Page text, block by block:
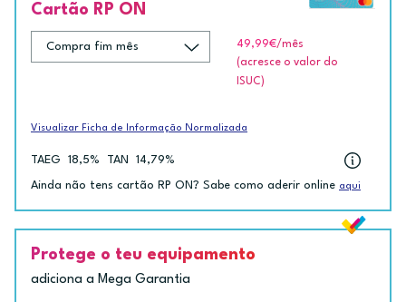
Cartão RP ON
49,99€/mês
(acresce o valor do
ISUC)
Visualizar Ficha de Informação Normalizada
TAEG 18,5% TAN 14,79%
Ainda não tens cartão RP ON? Sabe como aderir online aqui
Protege o teu equipamento
adiciona a Mega Garantia